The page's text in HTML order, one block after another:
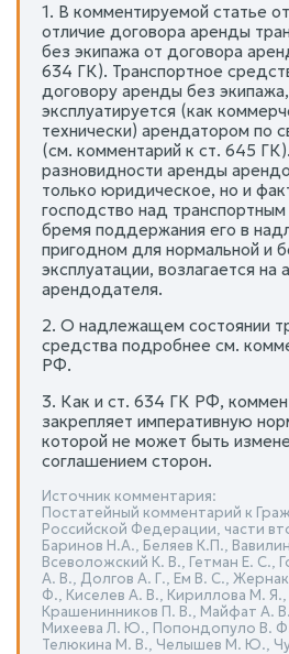
1. В комментируемой статье
отличие договора аренды
без экипажа от договора
634 ГК). Транспортное
договору аренды без
эксплуатируется (как
технически) арендатором по
(см. комментарий к ст. 645
разновидности аренды
только юридическое, но и
господство над
бремя поддержания его в
пригодном для нормальной и
эксплуатации, возлагается на
арендодателя.
2. О надлежащем состоянии
средства подробнее см.
РФ.
3. Как и ст. 634 ГК РФ,
закрепляет императивную
которой не может быть
соглашением сторон.
Источник комментария:
Постатейный комментарий к
Российской Федерации, части
Баринов Н.А., Беляев К.П.,
Всеволожский К. В., Гетман Е. С.,
А. В., Долгов А. Г., Ем В. С.,
Ф., Киселев А. В., Кириллова М.
Крашенинников П. В., Майфат А.
Михеева Л. Ю., Попондопуло В.
Телюкина М. В., Челышев М. Ю.,